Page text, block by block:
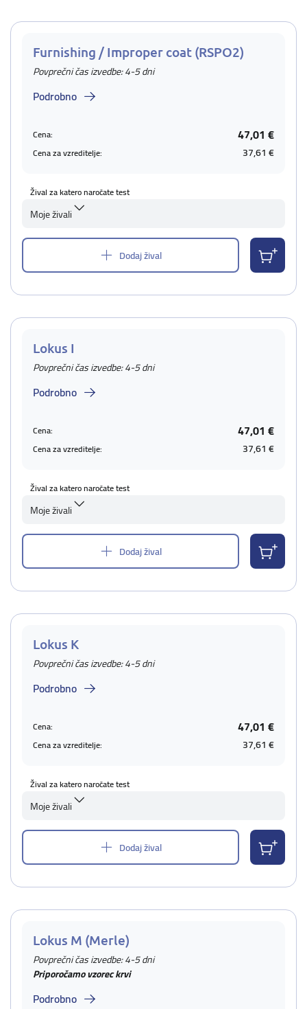
Furnishing / Improper coat (RSPO2)
Povprečni čas izvedbe: 4-5 dni
Podrobno
Cena: 47,01 €
Cena za vzreditelje: 37,61 €
Žival za katero naročate test
Moje živali
Dodaj žival
Lokus I
Povprečni čas izvedbe: 4-5 dni
Podrobno
Cena: 47,01 €
Cena za vzreditelje: 37,61 €
Žival za katero naročate test
Moje živali
Dodaj žival
Lokus K
Povprečni čas izvedbe: 4-5 dni
Podrobno
Cena: 47,01 €
Cena za vzreditelje: 37,61 €
Žival za katero naročate test
Moje živali
Dodaj žival
Lokus M (Merle)
Povprečni čas izvedbe: 4-5 dni
Priporočamo vzorec krvi
Podrobno